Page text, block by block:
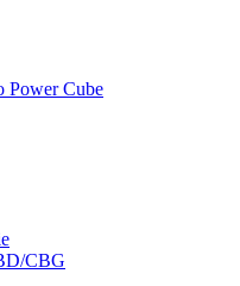
Power Cube
CBG